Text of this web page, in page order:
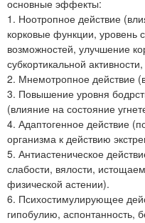
основные эффекты:
1. Ноотропное действие
корковые функции, уровень
возможностей, улучшение
субкортикальной
2. Мнемотропное действие
3. Повышение уровня
(влияние на состояние
4. Адаптогенное действие
организма к действию
5. Антиастеническое
слабости, вялости,
физической астении).
6. Психостимулирующее
гипобулию, аспонтанность,